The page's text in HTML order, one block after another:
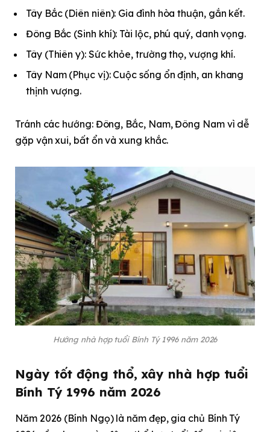
Tây Bắc (Diên niên): Gia đình hòa thuận, gắn kết.
Đông Bắc (Sinh khí): Tài lộc, phú quý, danh vọng.
Tây (Thiên y): Sức khỏe, trường thọ, vượng khí.
Tây Nam (Phục vị): Cuộc sống ổn định, an khang
thịnh vượng.
Tránh các hướng: Đông, Bắc, Nam, Đông Nam vì dễ
gặp vận xui, bất ổn và xung khắc.
Hướng nhà hợp tuổi Bính Tý 1996 năm 2026
Ngày tốt động thổ, xây nhà hợp tuổi
Bính Tý 1996 năm 2026
Năm 2026 (Bính Ngọ) là năm đẹp, gia chủ Bính Tý